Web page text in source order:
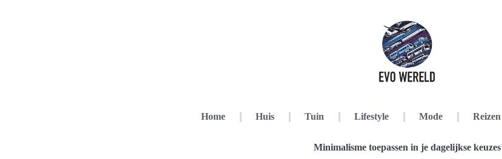
Home Huis Tuin Lifestyle Mode Reizen
Minimalisme toepassen in je dagelijkse keuzes